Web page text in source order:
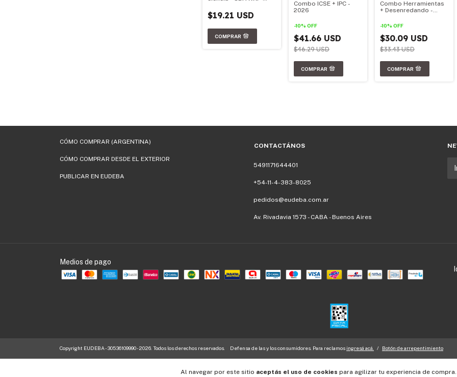
Al navegar por este sitio aceptás el uso de cookies para agilizar tu experiencia de compra.
$19.21 USD
Combo ICSE + IPC -
2026
-10% OFF
$41.66 USD
$46.29 USD
Combo Herramientas
+ Desenredando -
-10% OFF
$30.09 USD
$33.43 USD
CÓMO COMPRAR (ARGENTINA)
CÓMO COMPRAR DESDE EL EXTERIOR
PUBLICAR EN EUDEBA
CONTACTÁNOS
5491171644401
+54-11-4-383-8025
pedidos@eudeba.com.ar
Av. Rivadavia 1573 - CABA - Buenos Aires
Medios de pago
Copyright EUDEBA - 30536109990 - 2026. Todos los derechos reservados. Defensa de las y los consumidores. Para reclamos ingresá acá. / Botón de arrepentimiento